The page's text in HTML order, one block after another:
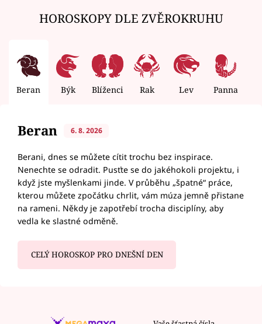
HOROSKOPY DLE ZVĚROKRUHU
Beran Býk Blíženci Rak Lev Panna
Beran 6. 8. 2026
Berani, dnes se můžete cítit trochu bez inspirace.
Nenechte se odradit. Pusťte se do jakéhokoli projektu, i
když jste myšlenkami jinde. V průběhu „špatné“ práce,
kterou můžete zpočátku chrlit, vám múza jemně přistane
na rameni. Někdy je zapotřebí trocha disciplíny, aby
vedla ke slastné odměně.
CELÝ HOROSKOP PRO DNEŠNÍ DEN